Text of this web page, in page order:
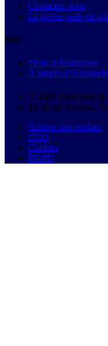
Contactez-nous
La presse parle de
Info
*Prix et économies
À propos
© 2026 Autobutler.fr
18-26 rue Goubet,
Gestion des cookies
CGU
Cookies
RGPD